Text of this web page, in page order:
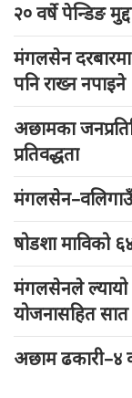
२० वर्षे पेन्डिङ
मंगलसेन दरबारमा
पनि राख्न नपाइने
अछामका
प्रतिवद्धता
षोडशा माविको
मंगलसेनले ल्यायो
योजनासहित सात
अछाम ढकारी–४